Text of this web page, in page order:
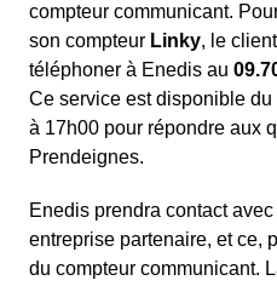
compteur communicant.
son compteur Linky, le
téléphoner à Enedis au
Ce service est disponible
à 17h00 pour répondre aux
Prendeignes.
Enedis prendra contact
entreprise partenaire, et ce,
du compteur communicant.